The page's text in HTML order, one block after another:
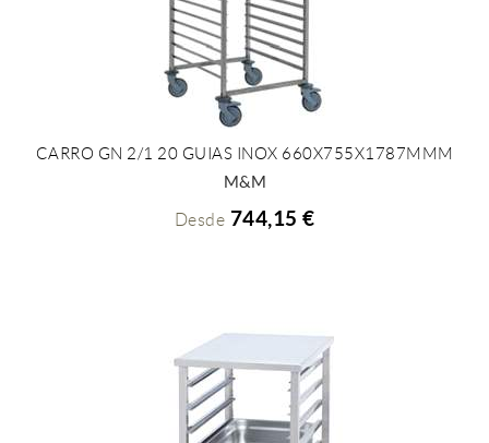
+ INFO
CARRO GN 2/1 20 GUIAS INOX 660X755X1787MMM
M&M
Desde 744,15 €